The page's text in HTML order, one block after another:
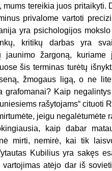
tereikia juos pritaikyti.
privalome vartoti
yra psichologijos
kritikų darbas yra
žargoną, kuriame
šis terminas turėtų
žmogaus ligą, o ne
Kaip
rašytojams“ cituoti
jeigu negalėtumėte
kaip dabar
mirti, nemirė, kai tik
Kubilius yra sakęs
atėjo dar iš